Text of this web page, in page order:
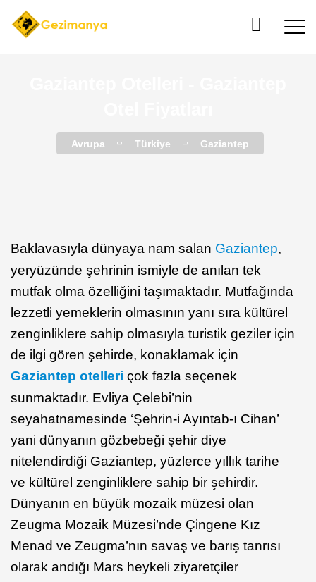
Avrupa Türkiye Gaziantep
Baklavasıyla dünyaya nam salan Gaziantep,
yeryüzünde şehrinin ismiyle de anılan tek
mutfak olma özelliğini taşımaktadır. Mutfağında
lezzetli yemeklerin olmasının yanı sıra kültürel
zenginliklere sahip olmasıyla turistik geziler için
de ilgi gören şehirde, konaklamak için
Gaziantep otelleri çok fazla seçenek
sunmaktadır. Evliya Çelebi’nin
seyahatnamesinde ‘Şehrin-i Ayıntab-ı Cihan’
yani dünyanın gözbebeği şehir diye
nitelendirdiği Gaziantep, yüzlerce yıllık tarihe
ve kültürel zenginliklere sahip bir şehirdir.
Dünyanın en büyük mozaik müzesi olan
Zeugma Mozaik Müzesi’nde Çingene Kız
Menad ve Zeugma’nın savaş ve barış tanrısı
olarak andığı Mars heykeli ziyaretçiler